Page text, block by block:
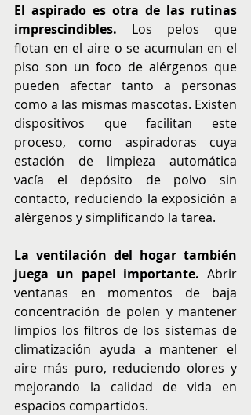
El aspirado es otra de las rutinas
imprescindibles. Los pelos que
flotan en el aire o se acumulan en el
piso son un foco de alérgenos que
pueden afectar tanto a personas
como a las mismas mascotas. Existen
dispositivos que facilitan este
proceso, como aspiradoras cuya
estación de limpieza automática
vacía el depósito de polvo sin
contacto, reduciendo la exposición a
alérgenos y simplificando la tarea.
La ventilación del hogar también
juega un papel importante. Abrir
ventanas en momentos de baja
concentración de polen y mantener
limpios los filtros de los sistemas de
climatización ayuda a mantener el
aire más puro, reduciendo olores y
mejorando la calidad de vida en
espacios compartidos.